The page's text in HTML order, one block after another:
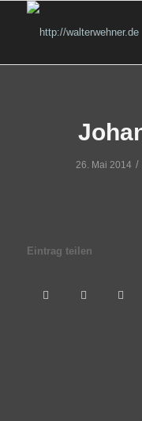
26. Mai 2014 /
Eintrag teilen